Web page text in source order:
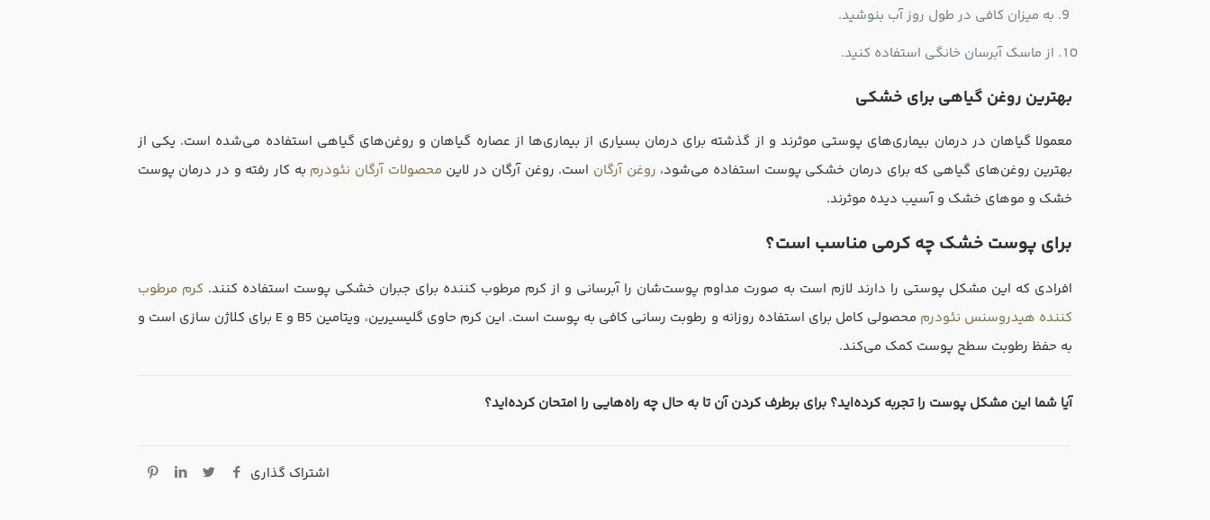
به میزان کافی در طول روز آب بنوشید.
از ماسک آبرسان خانگی استفاده کنید.
بهترین روغن گیاهی برای خشکی
معمولا گیاهان در درمان بیماری‌های پوستی موثرند و از گذشته برای درمان بسیاری از بیماری‌ها از عصاره گیاهان و روغن‌های گیاهی استفاده می‌شده است. یکی از
بهترین روغن‌های گیاهی که برای درمان خشکی پوست استفاده می‌شود، روغن آرگان است. روغن آرگان در لاین محصولات آرگان نئودرم به کار رفته و در درمان پوست
خشک و موهای خشک و آسیب دیده موثرند.
برای پوست خشک چه کرمی مناسب است؟
افرادی که این مشکل پوستی را دارند لازم است به صورت مداوم پوست‌شان را آبرسانی و از کرم مرطوب کننده برای جبران خشکی پوست استفاده کنند. کرم مرطوب
کننده هیدروسنس نئودرم
محصولی کامل برای استفاده روزانه و رطوبت رسانی کافی به پوست است. این کرم حاوی گلیسیرین، ویتامین B5 و E برای کلاژن سازی است و
به حفظ رطوبت سطح پوست کمک می‌کند.
آیا شما این مشکل پوست را تجربه کرده‌اید؟ برای برطرف کردن آن تا به حال چه راه‌هایی را امتحان کرده‌اید؟
اشتراک گذاری